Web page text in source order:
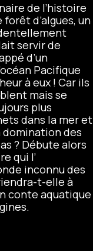
de l’histoire
forêt d’algues, un
servir de
d’un
Pacifique
à eux ! Car ils
mais se
plus
dans la mer et
domination des
? Débute alors
qui l’
inconnu des
t-elle à
conte aquatique